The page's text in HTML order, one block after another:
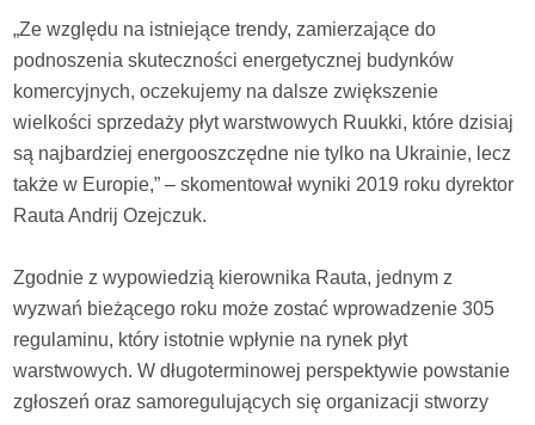
„Ze względu na istniejące trendy, zamierzające do
podnoszenia skuteczności energetycznej budynków
komercyjnych, oczekujemy na dalsze zwiększenie
wielkości sprzedaży płyt warstwowych Ruukki, które dzisiaj
są najbardziej energooszczędne nie tylko na Ukrainie, lecz
także w Europie,” – skomentował wyniki 2019 roku dyrektor
Rauta Andrij Ozejczuk.
Zgodnie z wypowiedzią kierownika Rauta, jednym z
wyzwań bieżącego roku może zostać wprowadzenie 305
regulaminu, który istotnie wpłynie na rynek płyt
warstwowych. W długoterminowej perspektywie powstanie
zgłoszeń oraz samoregulujących się organizacji stworzy